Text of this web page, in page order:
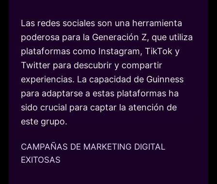
Las redes sociales son una herramienta
poderosa para la Generación Z, que utiliza
plataformas como Instagram, TikTok y
Twitter para descubrir y compartir
experiencias. La capacidad de Guinness
para adaptarse a estas plataformas ha
sido crucial para captar la atención de
este grupo.
CAMPAÑAS DE MARKETING DIGITAL
EXITOSAS